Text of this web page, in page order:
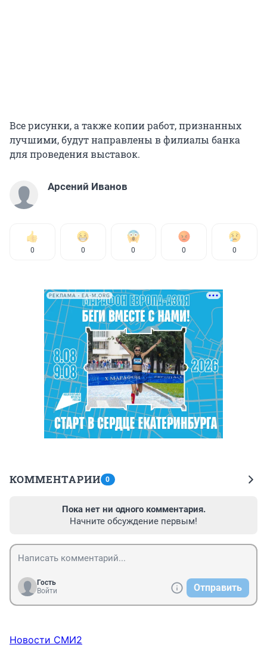
Все рисунки, а также копии работ, признанных
лучшими, будут направлены в филиалы банка
для проведения выставок.
Арсений Иванов
0 0 0 0 0
РЕКЛАМА • EA-M.ORG
КОММЕНТАРИИ 0
Пока нет ни одного комментария.
Начните обсуждение первым!
Гость
Войти
Отправить
Новости СМИ2